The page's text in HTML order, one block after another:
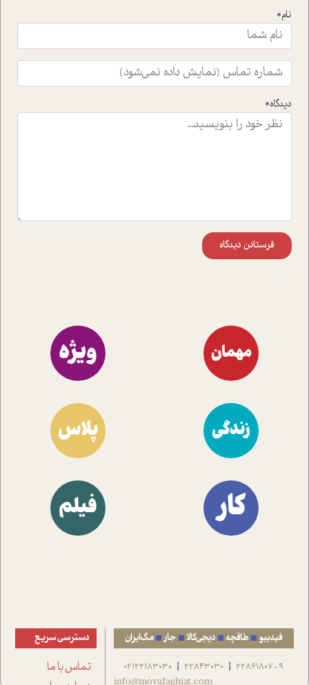
ای که به زندگی شگفت انگیز جین گودال و تاثیرات کاوش های
ایشان در حوزه ی شامپانزه ها بر زندگی امروزی ما نگاهی
افکنده است.فصل اتاق 333 شما را پای صحبت یک تجربه ی
واقعی در ارتباط با اختلال شخصیت اسکزوئید و مشکلات و نیز
راهکارهای حل آن قرار می دهد که در اتاق درمان اتفاق افتاده
موثرترین راهکارهای استفاده از هوش مصنوعی در حوزه های
نام*
دیدگاه*
فرستادن دیدگاه
مهمان ویژه
زندگی پلاس
کار فیلم
فیدیبو طاقچه دیجی‌کالا جار مگ‌ایران
22861807-9
|
22843030
|
02122183030
info@movafaghiat.com
دسترسی سریع
تماس با ما